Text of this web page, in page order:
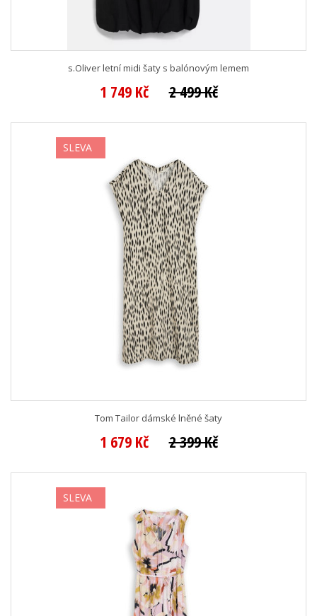
s.Oliver letní midi šaty s balónovým lemem
1 749 Kč 2 499 Kč
SLEVA
Tom Tailor dámské lněné šaty
1 679 Kč 2 399 Kč
SLEVA